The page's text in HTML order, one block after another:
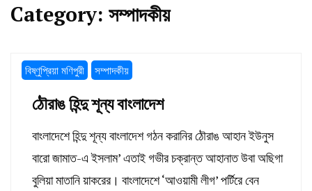
Category: সম্পাদকীয়
বিষ্ণুপ্রিয়া মণিপুরী সম্পাদকীয়
ঠৌরাঙ হিন্দু শূন্য বাংলাদেশ
বাংলাদেশে হিন্দু শূন্য বাংলাদেশ গঠন করানির ঠৌরাঙ আহান ইউনুস
বারো জামাত-এ ইসলাম’ এতাই গভীর চক্রান্ত আহানাত উবা অছিগা
বুলিয়া মাতানি য়াকরের। বাংলাদেশে ‘আওয়ামী লীগ’ পর্টিরে বেন